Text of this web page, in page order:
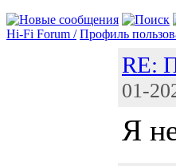
Hi-Fi Forum / Профиль
RE:
01-
Я